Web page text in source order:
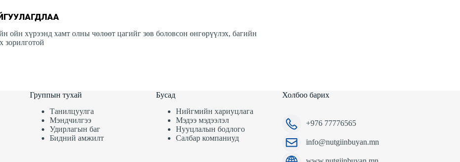
хүрээнд хамт олны чөлөөт цагийг зөв боловсон өнгөрүүлэх, багийн
зорилготой
Группын тухай
Танилцуулга
Мэндчилгээ
Удирлагын баг
Бидний амжилт
Бусад
Нийгмийн хариуцлага
Мэдээ мэдээлэл
Нууцлалын бодлого
Салбар компаниуд
Холбоо барих
+976 77776565
info@nutgiinbuyan.mn